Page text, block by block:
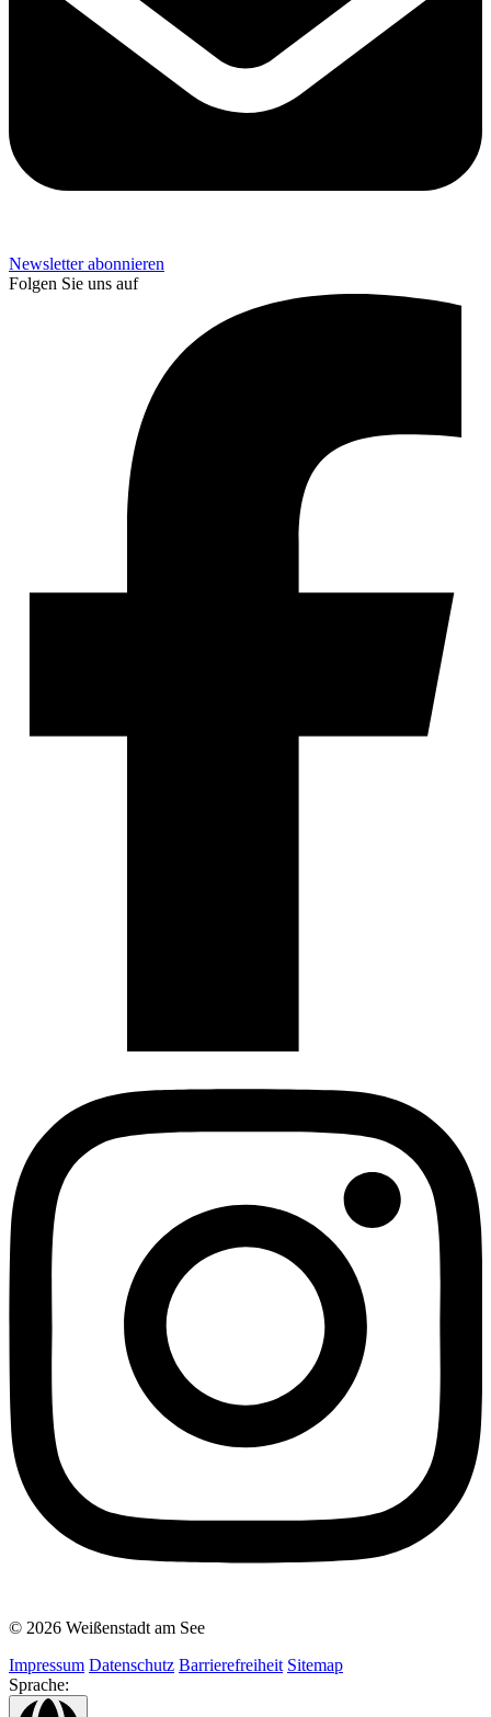
Newsletter abonnieren
Folgen Sie uns auf
© 2026 Weißenstadt am See
Impressum Datenschutz Barrierefreiheit Sitemap
Sprache: